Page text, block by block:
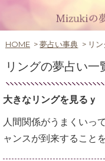
HOME 夢占い事典 リ
リングの夢占い一
大きなリングを見るｙ
人間関係がうまくいっ
ャンスが到来すること